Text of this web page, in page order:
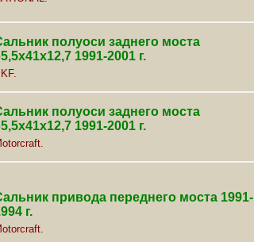
полуоси заднего моста
1991-2001 г.
полуоси заднего моста
1991-2001 г.
привода переднего моста 1991-
г.